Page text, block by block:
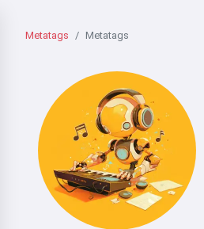
Metatags Metatags